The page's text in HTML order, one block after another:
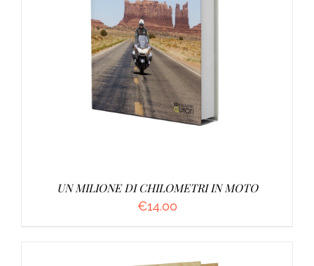
AGGIUNGI AL CARRELLO /
UN MILIONE DI CHILOMETRI IN MOTO
€14.00